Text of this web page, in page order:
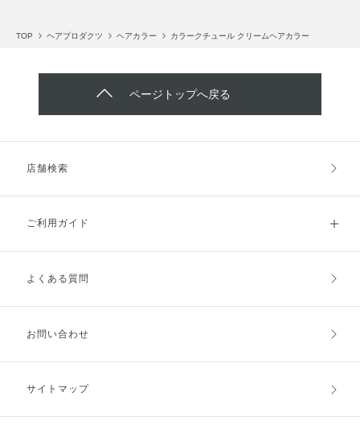
TOP ヘアプロダクツ ヘアカラー カラークチュール クリームヘアカラー
ページトップへ戻る
店舗検索
ご利用ガイド
ご利用ガイドトップ
お支払方法
キャンセル・返品・交換
よくある質問
お問い合わせ
サイトマップ